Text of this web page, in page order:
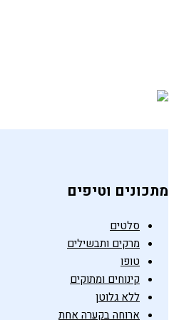
מתכונים וטיפים
סלטים
מרקים ותבשילים
טופו
קינוחים ומתוקים
ללא גלוטן
ארוחה בקערה אחת